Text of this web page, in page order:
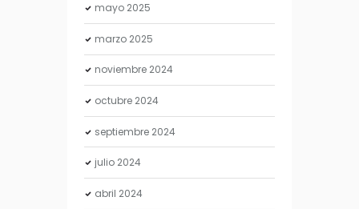
mayo 2025
marzo 2025
noviembre 2024
octubre 2024
septiembre 2024
julio 2024
abril 2024